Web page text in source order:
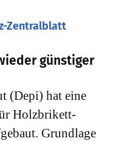
Zentralblatt
günstiger
(Depi) hat eine
Holzbrikett-
Grundlage